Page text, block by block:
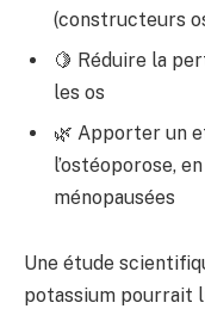
(constructeurs
🍋 Réduire la
les os
🌿 Apporter un
l’ostéoporose,
ménopausées
Une étude
potassium pourrait